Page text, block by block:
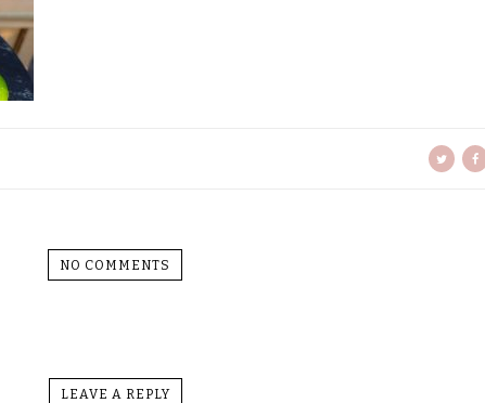
NO COMMENTS
LEAVE A REPLY